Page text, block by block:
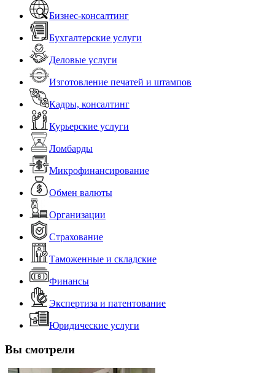
Бизнес-консалтинг
Бухгалтерские услуги
Деловые услуги
Изготовление печатей и штампов
Кадры, консалтинг
Курьерские услуги
Ломбарды
Микрофинансирование
Обмен валюты
Организации
Страхование
Таможенные и складские
Финансы
Экспертиза и патентование
Юридические услуги
Вы смотрели